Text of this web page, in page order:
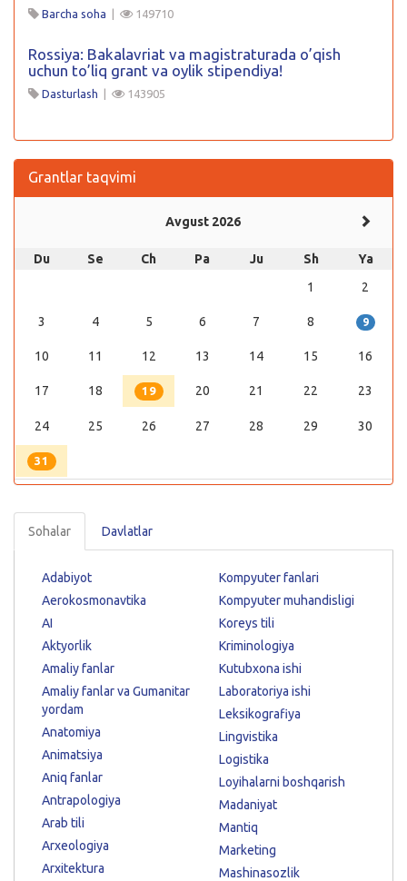
Barcha soha | 149710
Rossiya: Bakalavriat va magistraturada o’qish
uchun to’liq grant va oylik stipendiya!
Dasturlash | 143905
Grantlar taqvimi
Avgust 2026
Du Se Ch Pa Ju Sh
Ya
1
2
3 4 5 6 7 8 9
10 11 12 13 14 15 16
17 18 19 20 21 22 23
24 25 26 27 28 29 30
31
Sohalar Davlatlar
Adabiyot
Aerokosmonavtika
AI
Aktyorlik
Amaliy fanlar
Amaliy fanlar va Gumanitar
yordam
Anatomiya
Animatsiya
Aniq fanlar
Antrapologiya
Arab tili
Arxeologiya
Arxitektura
Kompyuter fanlari
Kompyuter muhandisligi
Koreys tili
Kriminologiya
Kutubxona ishi
Laboratoriya ishi
Leksikografiya
Lingvistika
Logistika
Loyihalarni boshqarish
Madaniyat
Mantiq
Marketing
Mashinasozlik